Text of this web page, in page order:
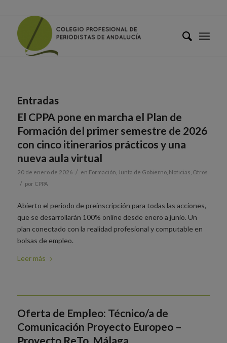
Entradas
El CPPA pone en marcha el Plan de
Formación del primer semestre de 2026
con cinco itinerarios prácticos y una
nueva aula virtual
20 de enero de 2026 / en Formación Junta de Gobierno, Noticias Otros
/ por CPPA
Abierto el periodo de preinscripción para todas las acciones,
que se desarrollarán 100% online desde enero a junio. Un
plan conectado con la realidad profesional y computable en
bolsas de empleo.
Leer más
Oferta de Empleo: Técnico/a de
Comunicación Proyecto Europeo –
Proyecto ReTo, Málaga